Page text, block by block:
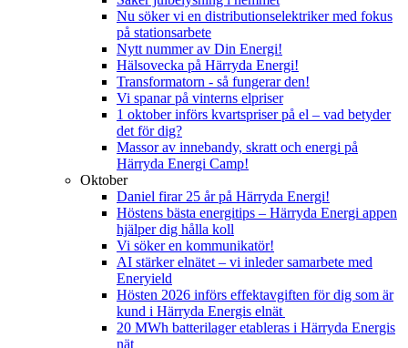
Nu söker vi en distributionselektriker med fokus
på stationsarbete
Nytt nummer av Din Energi!
Hälsovecka på Härryda Energi!
Transformatorn - så fungerar den!
Vi spanar på vinterns elpriser
1 oktober införs kvartspriser på el – vad betyder
det för dig?
Massor av innebandy, skratt och energi på
Härryda Energi Camp!
Oktober
Daniel firar 25 år på Härryda Energi!
Höstens bästa energitips – Härryda Energi appen
hjälper dig hålla koll
Vi söker en kommunikatör!
AI stärker elnätet – vi inleder samarbete med
Eneryield️
Hösten 2026 införs effektavgiften för dig som är
kund i Härryda Energis elnät
20 MWh batterilager etableras i Härryda Energis
nät